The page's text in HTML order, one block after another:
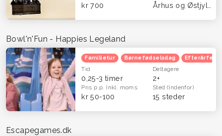
kr 700
Bowl'n'Fun - Happies Legeland
Familietur Børnefødselsdag Efterårferie
Tid
0,25-3 timer
Deltagere
2+
Pris p.p. Inkl. moms
kr 50-100
Sted(Indenfor)
15 steder
Escapegames.dk